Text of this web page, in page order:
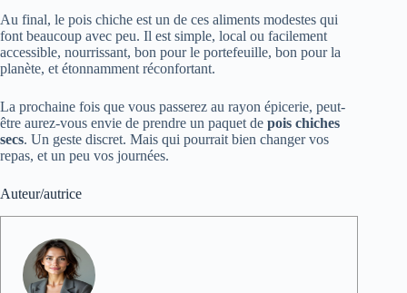
Au final, le pois chiche est un de ces aliments modestes qui
font beaucoup avec peu. Il est simple, local ou facilement
accessible, nourrissant, bon pour le portefeuille, bon pour la
planète, et étonnamment réconfortant.
La prochaine fois que vous passerez au rayon épicerie, peut-
être aurez-vous envie de prendre un paquet de pois chiches
secs. Un geste discret. Mais qui pourrait bien changer vos
repas, et un peu vos journées.
Auteur/autrice